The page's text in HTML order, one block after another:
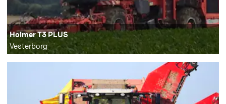
Holmer T3 PLUS
Vesterborg